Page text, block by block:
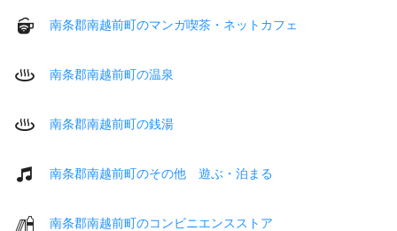
南条郡南越前町のマンガ喫茶・ネットカフェ
南条郡南越前町の温泉
南条郡南越前町の銭湯
南条郡南越前町のその他 遊ぶ・泊まる
南条郡南越前町のコンビニエンスストア